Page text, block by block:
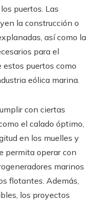
puertos. Las
la construcción o
así como la
para el
puertos como
eólica marina.
con ciertas
el calado óptimo,
en los muelles y
permita operar con
marinos
flotantes. Además,
los proyectos